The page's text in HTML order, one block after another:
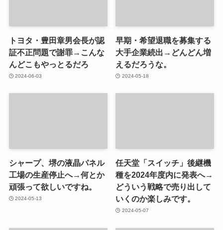
トヨタ・豊田章男会長が認
証不正問題で謝罪→こんな
んどこもやっとるだろ
2024-06-03
早期・希望退職を募集する
大手企業続出→どんどん増
えるだろうな。
2024-05-18
シャープ、堺の液晶パネル
工場の生産停止へ→何とか
頑張って欲しいですね。
2024-05-13
任天堂「スイッチ」後継機
種を2024年度内に発表へ→
どういう戦略で売り出して
いくのか楽しみです。
2024-05-07